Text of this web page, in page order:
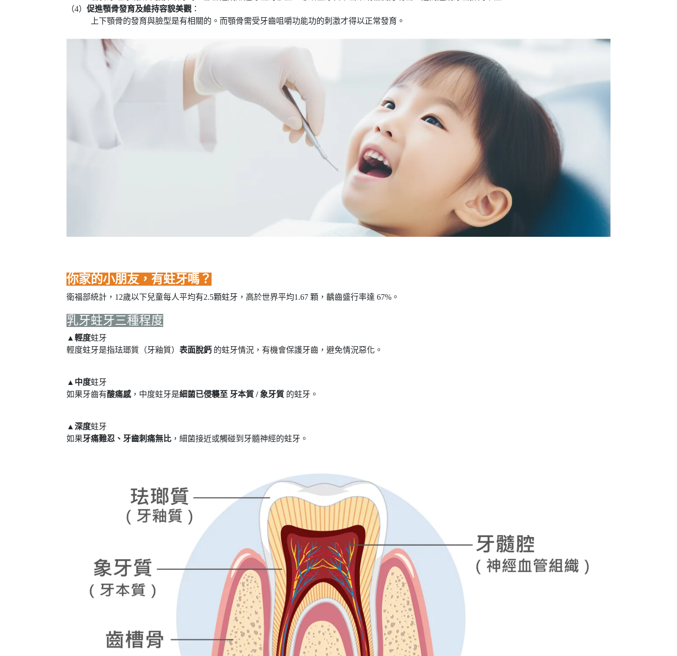
（4） 促進顎骨發育及維持容貌美觀 ：
上下顎骨的發育與臉型是有相關的。而顎骨需受牙齒咀嚼功能功的刺激才得以正常發育。
你家的小朋友，有蛀牙嗎？
衛福部統計，12歲以下兒童每人平均有2.5顆蛀牙，高於世界平均1.67 顆，齲齒盛行率達 67%。
乳牙蛀牙三種程度
▲ 輕度蛀牙
輕度蛀牙是指珐瑯質（牙釉質） 表面脫鈣 的蛀牙情況，有機會保護牙齒，避免情況惡化。
▲ 中度蛀牙
如果牙齒有酸痛感，中度蛀牙是細菌已侵襲至 牙本質 / 象牙質 的蛀牙。
▲ 深度蛀牙
如果牙痛難忍、牙齒刺痛無比 ，細菌接近或觸碰到牙髓神經的蛀牙。